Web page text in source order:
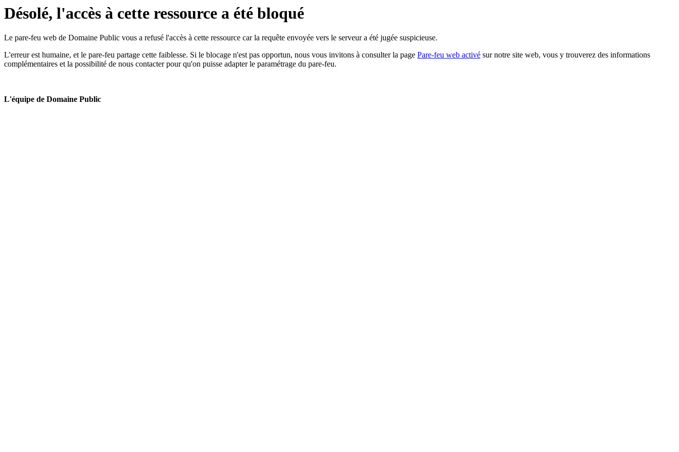
Désolé, l'accès à cette ressource a été bloqué
Le pare-feu web de Domaine Public vous a refusé l'accès à cette ressource car la requête envoyée vers le serveur a été jugée suspicieuse.
L'erreur est humaine, et le pare-feu partage cette faiblesse. Si le blocage n'est pas opportun, nous vous invitons à consulter la page Pare-feu web activé sur notre site web, vous y trouverez des informations
complémentaires et la possibilité de nous contacter pour qu'on puisse adapter le paramétrage du pare-feu.
L'équipe de Domaine Public